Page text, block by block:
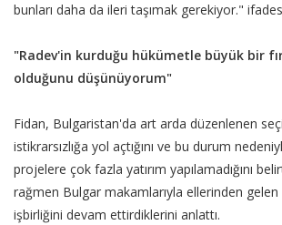
bunları daha da ileri taşımak gerekiyor."
"Radev'in kurduğu hükümetle büyük bir
olduğunu düşünüyorum"
Fidan, Bulgaristan'da art arda düzenlenen
istikrarsızlığa yol açtığını ve bu durum
projelere çok fazla yatırım yapılamadığını
rağmen Bulgar makamlarıyla ellerinden
işbirliğini devam ettirdiklerini anlattı.